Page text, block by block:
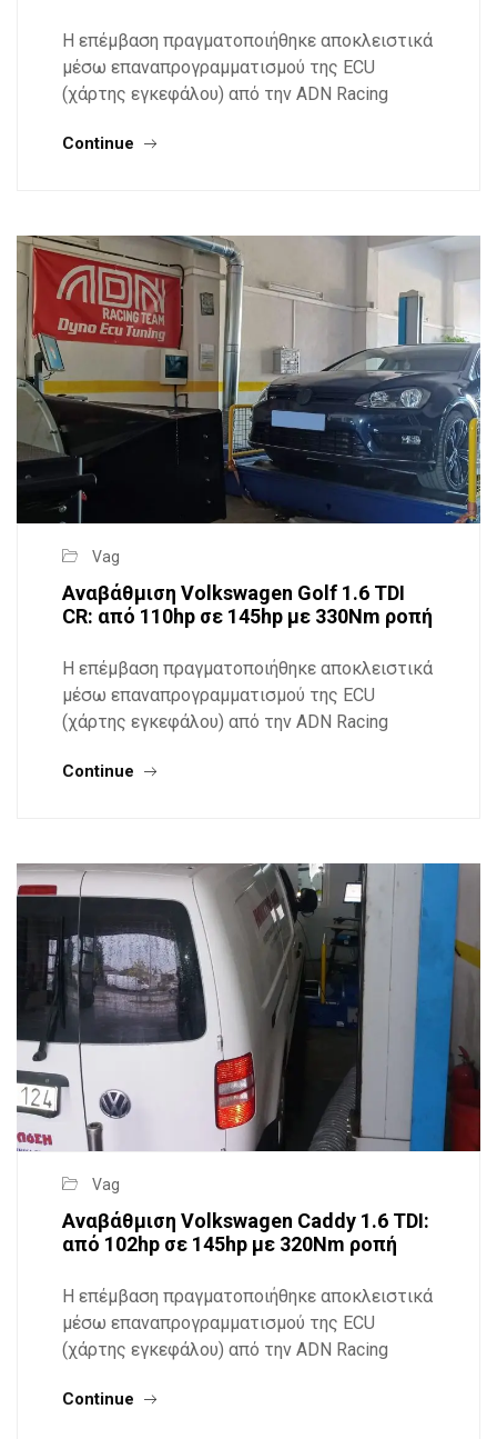
Η επέμβαση πραγματοποιήθηκε αποκλειστικά
μέσω επαναπρογραμματισμού της ECU
(χάρτης εγκεφάλου) από την ADN Racing
Continue
Vag
Αναβάθμιση Volkswagen Golf 1.6 TDI
CR: από 110hp σε 145hp με 330Nm ροπή
Η επέμβαση πραγματοποιήθηκε αποκλειστικά
μέσω επαναπρογραμματισμού της ECU
(χάρτης εγκεφάλου) από την ADN Racing
Continue
Vag
Αναβάθμιση Volkswagen Caddy 1.6 TDI:
από 102hp σε 145hp με 320Nm ροπή
Η επέμβαση πραγματοποιήθηκε αποκλειστικά
μέσω επαναπρογραμματισμού της ECU
(χάρτης εγκεφάλου) από την ADN Racing
Continue